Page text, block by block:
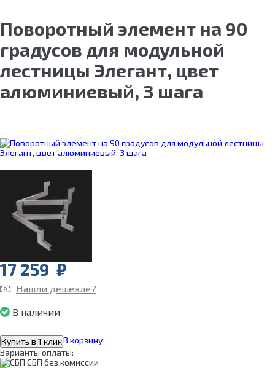
Поворотный элемент на 90
градусов для модульной
лестницы Элегант, цвет
алюминиевый, 3 шага
17 259₽
Нашли дешевле?
В наличии
Купить в 1 кликВ корзину
Варианты оплаты:
СБП без комиссии